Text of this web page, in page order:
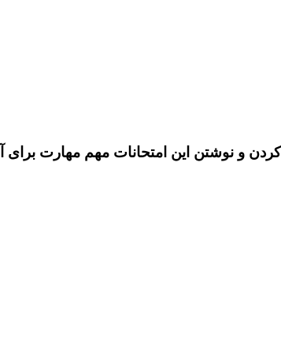
و نوشتن این امتحانات مهم مهارت برای